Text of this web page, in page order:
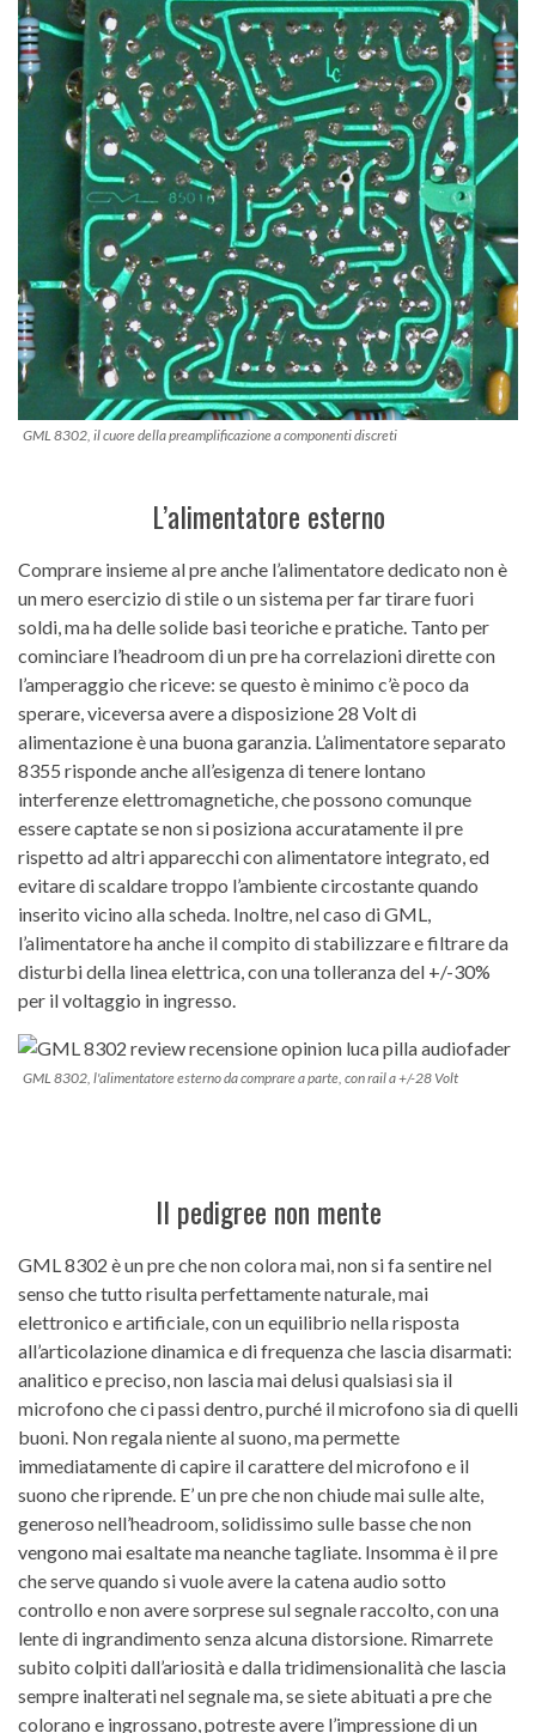
GML 8302, il cuore della preamplificazione a componenti discreti
L’alimentatore esterno
Comprare insieme al pre anche l’alimentatore dedicato non è
un mero esercizio di stile o un sistema per far tirare fuori
soldi, ma ha delle solide basi teoriche e pratiche. Tanto per
cominciare l’headroom di un pre ha correlazioni dirette con
l’amperaggio che riceve: se questo è minimo c’è poco da
sperare, viceversa avere a disposizione 28 Volt di
alimentazione è una buona garanzia. L’alimentatore separato
8355 risponde anche all’esigenza di tenere lontano
interferenze elettromagnetiche, che possono comunque
essere captate se non si posiziona accuratamente il pre
rispetto ad altri apparecchi con alimentatore integrato, ed
evitare di scaldare troppo l’ambiente circostante quando
inserito vicino alla scheda. Inoltre, nel caso di GML,
l’alimentatore ha anche il compito di stabilizzare e filtrare da
disturbi della linea elettrica, con una tolleranza del +/-30%
per il voltaggio in ingresso.
GML 8302, l'alimentatore esterno da comprare a parte, con rail a +/-28 Volt
Il pedigree non mente
GML 8302 è un pre che non colora mai, non si fa sentire nel
senso che tutto risulta perfettamente naturale, mai
elettronico e artificiale, con un equilibrio nella risposta
all’articolazione dinamica e di frequenza che lascia disarmati:
analitico e preciso, non lascia mai delusi qualsiasi sia il
microfono che ci passi dentro, purché il microfono sia di quelli
buoni. Non regala niente al suono, ma permette
immediatamente di capire il carattere del microfono e il
suono che riprende. E’ un pre che non chiude mai sulle alte,
generoso nell’headroom, solidissimo sulle basse che non
vengono mai esaltate ma neanche tagliate. Insomma è il pre
che serve quando si vuole avere la catena audio sotto
controllo e non avere sorprese sul segnale raccolto, con una
lente di ingrandimento senza alcuna distorsione. Rimarrete
subito colpiti dall’ariosità e dalla tridimensionalità che lascia
sempre inalterati nel segnale ma, se siete abituati a pre che
colorano e ingrossano, potreste avere l’impressione di un